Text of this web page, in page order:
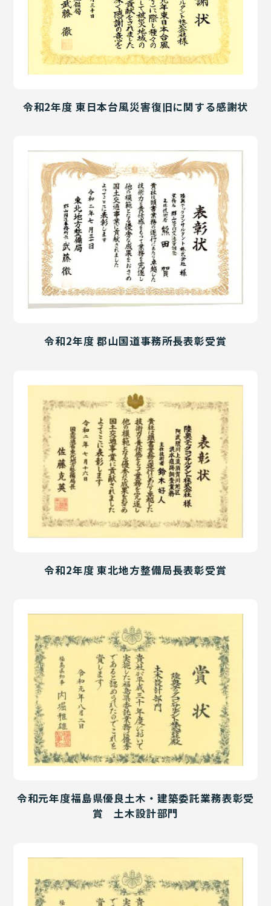
令和2年度 東日本台風災害復旧に関する感謝状
令和2年度 郡山国道事務所長表彰受賞
令和2年度 東北地方整備局長表彰受賞
令和元年度福島県優良土木・建築委託業務表彰受
賞 土木設計部門